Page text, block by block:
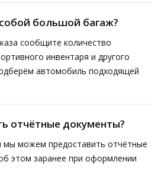
большой багаж?
сообщите количество
инвентаря и другого
автомобиль подходящей
отчётные документы?
мы можем предоставить отчётные
этом заранее при оформлении